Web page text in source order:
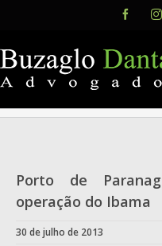
content
Porto de
operação do Ibama
30 de julho de 2013